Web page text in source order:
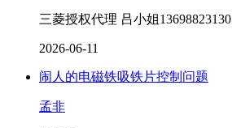
三菱授权代理 吕小姐13698823130
2026-06-11
闹人的电磁铁吸铁片控制问题
孟非